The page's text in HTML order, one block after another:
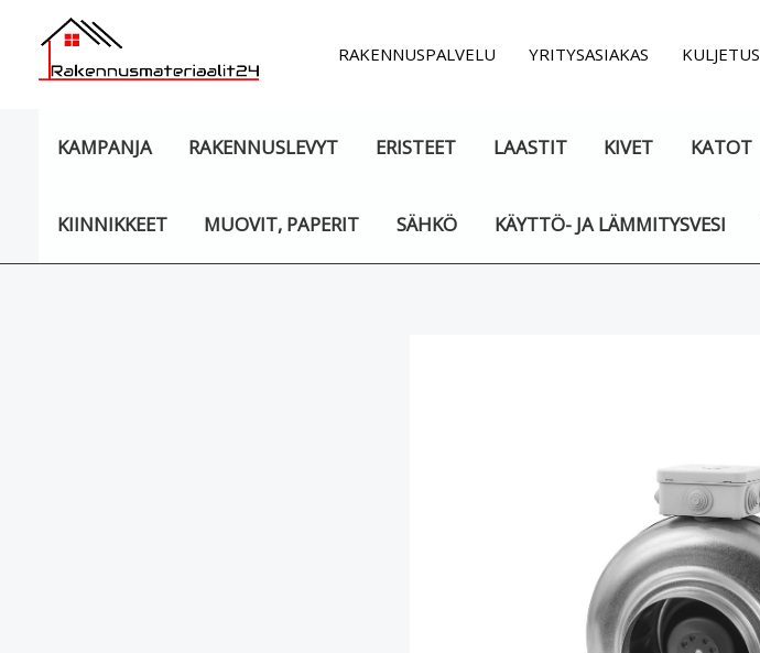
sisältöön
RAKENNUSPALVELU YRITYSASIAKAS KULJETUS
KAMPANJA RAKENNUSLEVYT ERISTEET LAASTIT KIVET KATOT
KIINNIKKEET MUOVIT, PAPERIT SÄHKÖ KÄYTTÖ- JA LÄMMITYSVESI